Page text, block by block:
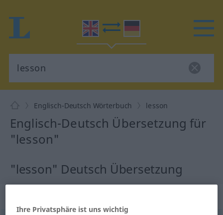
Englisch-Deutsch Wörterbuch lesson
Englisch-Deutsch Übersetzung für
"lesson"
"lesson" Deutsch Übersetzung
Ihre Privatsphäre ist uns wichtig